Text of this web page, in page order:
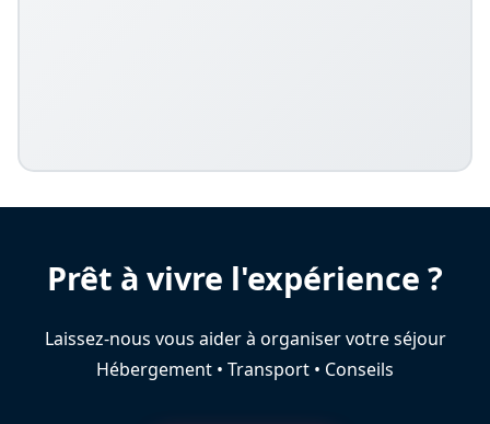
Prêt à vivre l'expérience ?
Laissez-nous vous aider à organiser votre séjour
Hébergement • Transport • Conseils